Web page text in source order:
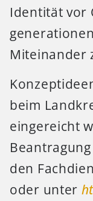
Identität vor
Miteinander
beim
eingereicht
den
oder unter